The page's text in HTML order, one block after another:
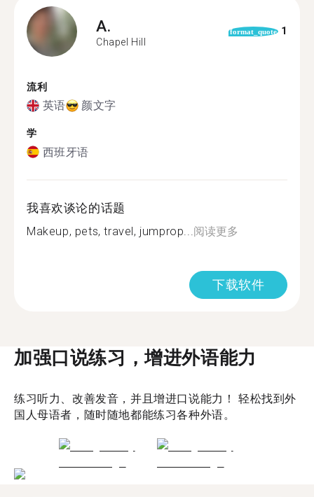
A.
Chapel Hill
format_quote 1
流利
英语 颜文字
学
西班牙语
我喜欢谈论的话题
Makeup, pets, travel, jumprop... 阅读更多
下载软件
加强口说练习，增进外语能力
练习听力、改善发音，并且增进口说能力！ 轻松找到外
国人母语者，随时随地都能练习各种外语。